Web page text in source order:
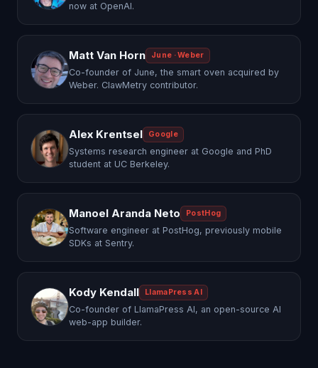
now at OpenAI.
Matt Van Horn June · Weber
Co-founder of June, the smart oven acquired by
Weber. ClawMetry contributor.
Alex Krentsel Google
Systems research engineer at Google and PhD
student at UC Berkeley.
Manoel Aranda Neto PostHog
Software engineer at PostHog, previously mobile
SDKs at Sentry.
Kody Kendall LlamaPress AI
Co-founder of LlamaPress AI, an open-source AI
web-app builder.